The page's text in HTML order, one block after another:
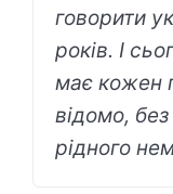
говорити
років. І
має кожен
відомо,
рідного